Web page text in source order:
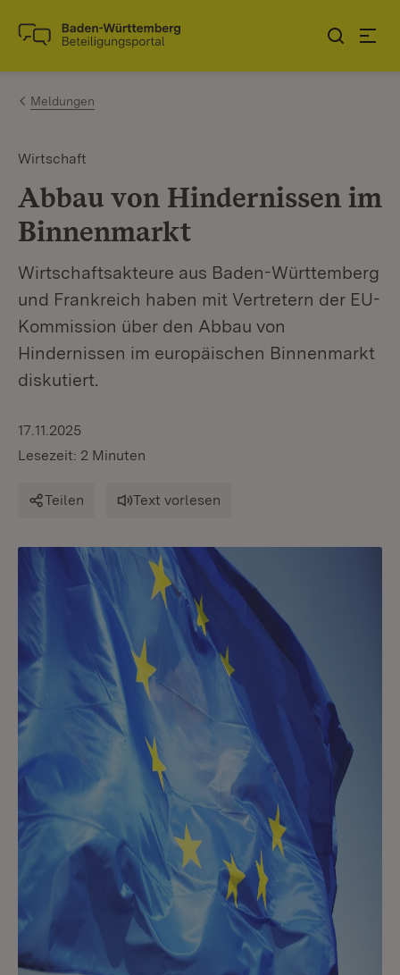
Zum Inhalt springen
Link zur Startseite
Meldungen
Wirtschaft
Abbau von Hindernissen im
Binnenmarkt
Wirtschaftsakteure aus Baden-Württemberg
und Frankreich haben mit Vertretern der EU-
Kommission über den Abbau von
Hindernissen im europäischen Binnenmarkt
diskutiert.
17.11.2025
Lesezeit: 2 Minuten
Teilen Text vorlesen